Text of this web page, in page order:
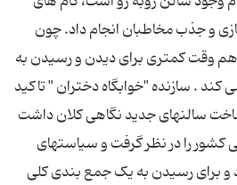
و جذب مخاطبان انجام داد. چون
وقت کمتری برای دیدن و رسیدن به
. سازنده "خوابگاه دختران " تاکید
سالنهای جدید نگاهی کلان داشت
را در نظر گرفت و سیاستهای
و برای رسیدن به یک جمع بندی کلی